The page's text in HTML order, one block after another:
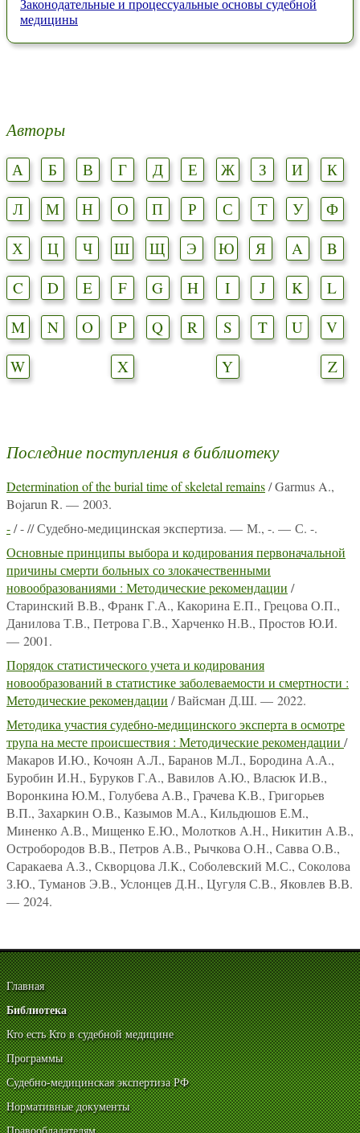
медицины
Авторы
А Б В Г Д Е Ж З И
К
Л
М Н О П Р С Т У
Ф
Х
Ц Ч Ш Щ Э Ю Я A
B
C
D E F G H I J K
L
M
N O P Q R S T U
V
W
X Y Z
Последние поступления в библиотеку
Determination of the burial time of skeletal remains/ Garmus A.,
Bojarun R. — 2003.
-/ - // Судебно-медицинская экспертиза. — М., -. — С. -.
Основные принципы выбора и кодирования первоначальной
причины смерти больных со злокачественными
новообразованиями : Методические рекомендации /
Старинский В.В., Франк Г.А., Какорина Е.П., Грецова О.П.,
Данилова Т.В., Петрова Г.В., Харченко Н.В., Простов Ю.И.
— 2001.
Порядок статистического учета и кодирования
новообразований в статистике заболеваемости и смертности :
Методические рекомендации / Вайсман Д.Ш. — 2022.
Методика участия судебно-медицинского эксперта в осмотре
трупа на месте происшествия : Методические рекомендации /
Макаров И.Ю., Кочоян А.Л., Баранов М.Л., Бородина А.А.,
Буробин И.Н., Буруков Г.А., Вавилов А.Ю., Власюк И.В.,
Воронкина Ю.М., Голубева А.В., Грачева К.В., Григорьев
В.П., Захаркин О.В., Казымов М.А., Кильдюшов Е.М.,
Миненко А.В., Мищенко Е.Ю., Молотков А.Н., Никитин А.В.,
Остробородов В.В., Петров А.В., Рычкова О.Н., Савва О.В.,
Саракаева А.З., Скворцова Л.К., Соболевский М.С., Соколова
З.Ю., Туманов Э.В., Услонцев Д.Н., Цугуля С.В., Яковлев В.В.
— 2024.
Главная
Библиотека
Кто есть Кто в судебной медицине
Программы
Судебно-медицинская экспертиза РФ
Нормативные документы